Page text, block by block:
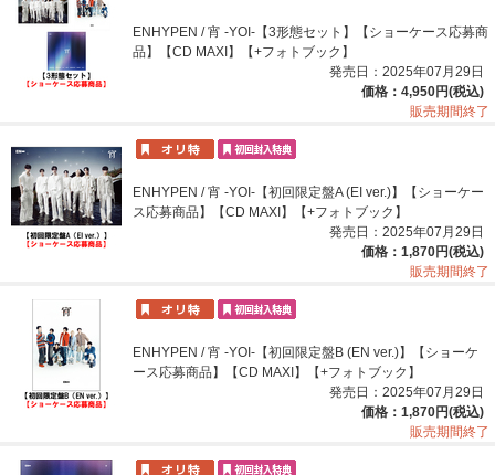
ENHYPEN / 宵 -YOI-【3形態セット】【ショーケース応募商
品】【CD MAXI】【+フォトブック】
発売日：2025年07月29日
価格：4,950円(税込)
販売期間終了
ENHYPEN / 宵 -YOI-【初回限定盤A (EI ver.)】【ショーケー
ス応募商品】【CD MAXI】【+フォトブック】
発売日：2025年07月29日
価格：1,870円(税込)
販売期間終了
ENHYPEN / 宵 -YOI-【初回限定盤B (EN ver.)】【ショーケ
ース応募商品】【CD MAXI】【+フォトブック】
発売日：2025年07月29日
価格：1,870円(税込)
販売期間終了